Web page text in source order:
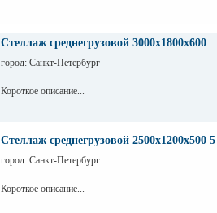
Стеллаж среднегрузовой 3000х1800х600
город: Санкт-Петербург
Короткое описание...
Стеллаж среднегрузовой 2500х1200х500
город: Санкт-Петербург
Короткое описание...